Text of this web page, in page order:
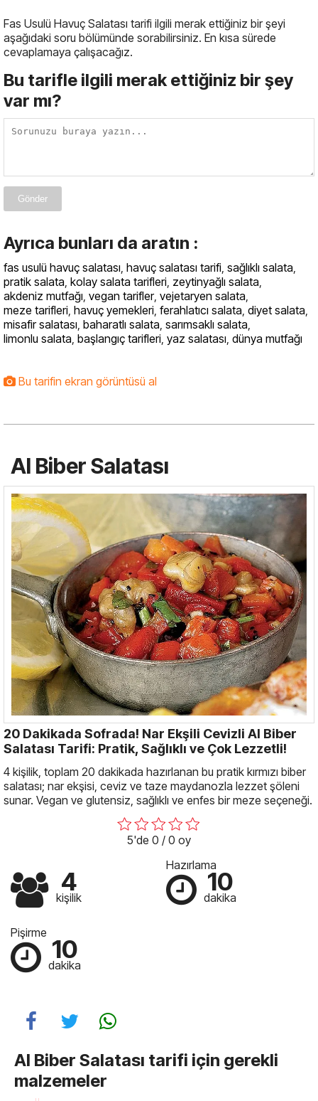
Fas Usulü Havuç Salatası tarifi ilgili merak ettiğiniz bir şeyi
aşağıdaki soru bölümünde sorabilirsiniz. En kısa sürede
cevaplamaya çalışacağız.
Bu tarifle ilgili merak ettiğiniz bir şey
var mı?
Gönder
Ayrıca bunları da aratın :
fas usulü havuç salatası, havuç salatası tarifi, sağlıklı salata,
pratik salata, kolay salata tarifleri, zeytinyağlı salata,
akdeniz mutfağı, vegan tarifler, vejetaryen salata,
meze tarifleri, havuç yemekleri, ferahlatıcı salata, diyet salata,
misafir salatası, baharatlı salata, sarımsaklı salata,
limonlu salata, başlangıç tarifleri, yaz salatası, dünya mutfağı
Bu tarifin ekran görüntüsü al
Al Biber Salatası
20 Dakikada Sofrada! Nar Ekşili Cevizli Al Biber
Salatası Tarifi: Pratik, Sağlıklı ve Çok Lezzetli!
4 kişilik, toplam 20 dakikada hazırlanan bu pratik kırmızı biber
salatası; nar ekşisi, ceviz ve taze maydanozla lezzet şöleni
sunar. Vegan ve glutensiz, sağlıklı ve enfes bir meze seçeneği.
5'de 0 / 0 oy
4
kişilik
Hazırlama
10
dakika
Pişirme
10
dakika
Al Biber Salatası tarifi için gerekli
malzemeler